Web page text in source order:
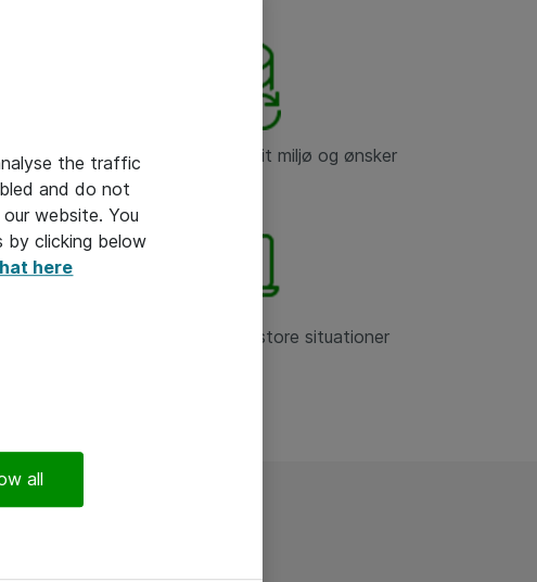
Skalerbar og tilpasset dit miljø og ønsker
Assistance i kritiske restore situationer
the traffic
and do not
website. You
by clicking below
here
all